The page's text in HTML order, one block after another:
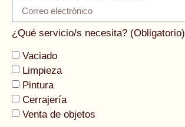
¿Qué servicio/s necesita? (Obligatorio)
Vaciado
Limpieza
Pintura
Cerrajería
Venta de objetos